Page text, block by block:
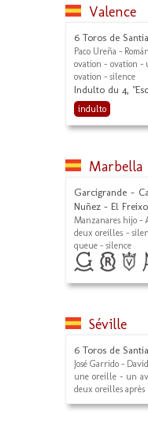
Valence
6 Toros de
Paco Ureña - Román
ovation - ovation -
ovation - silence
Indulto du 4,
indulto
Marbella
Garcigrande -
Nuñez - El
Manzanares hijo -
deux oreilles -
queue - silence
Séville
6 Toros de
José Garrido -
une oreille - un
deux oreilles